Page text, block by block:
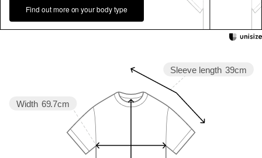
Find out more on your body type
Sleeve length 39cm
Width 69.7cm